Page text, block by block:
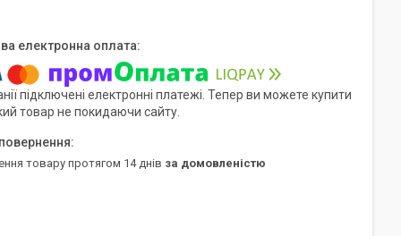
підключені електронні платежі. Тепер ви можете купити
товар не покидаючи сайту.
товару протягом 14 днів за домовленістю